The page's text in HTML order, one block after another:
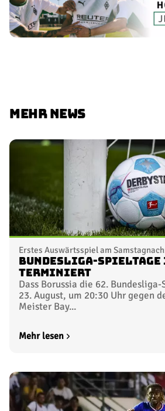
MEHR NEWS
Erstes Auswärtsspiel am
Bundesliga-Spieltage
terminiert
Dass Borussia die 62.
23. August, um 20:30 Uhr gegen
Meister Bay...
Mehr lesen